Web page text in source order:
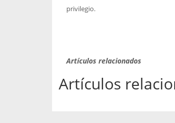
privilegio.
Artículos relacionados
Artículos